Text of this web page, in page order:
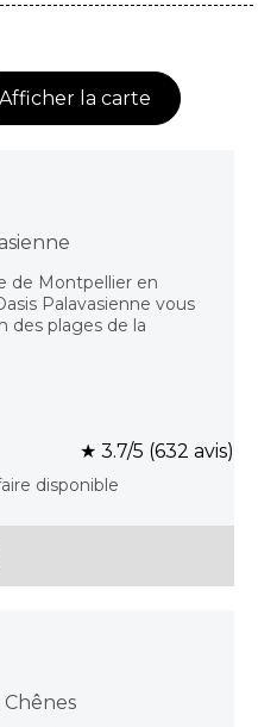
Afficher la carte
de Montpellier en
Palavasienne vous
des plages de la
★ 3.7/5 (632 avis)
disponible